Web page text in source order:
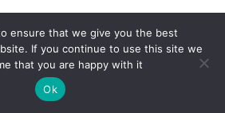
ensure that we give you the best
If you continue to use this site we
that you are happy with it.
Ok